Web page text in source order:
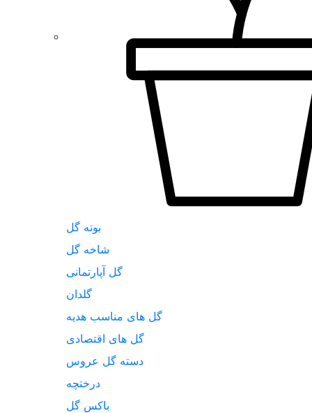
بوته گل
شاخه گل
گل آپارتمانی
گلدان
گل های مناسب هدیه
گل های اقتصادی
دسته گل عروس
درختچه
باکس گل